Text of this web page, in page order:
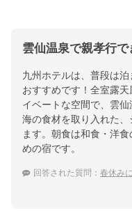
雲仙温泉で親孝行で
九州ホテルは、普段は
おすすめです！全室露
イベートな空間で、雲
海の食材を取り入れた
ます。朝食は和食・洋
めの宿です。
回答された質問： 春休みに両